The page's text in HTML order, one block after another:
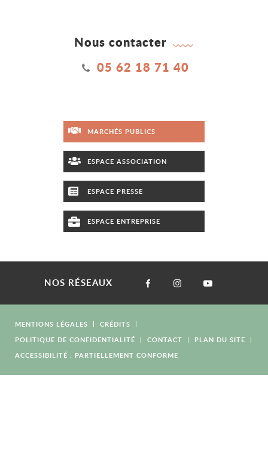
Nous contacter
05 62 18 71 40
MARCHÉS PUBLICS
ESPACE ASSOCIATION
ESPACE PRESSE
ESPACE ENTREPRISE
NOS RÉSEAUX
MENTIONS LÉGALES
CRÉDITS
POLITIQUE DE CONFIDENTIALITÉ
CONTACT
PLAN DU SITE
ACCESSIBILITÉ : PARTIELLEMENT CONFORME